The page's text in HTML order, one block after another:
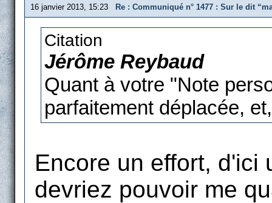
16 janvier 2013, 15:23 Re : Communiqué n° 1477 : Sur le dit
Citation
Jérôme Reybaud
Quant à votre "Note
parfaitement déplacée,
Encore un effort, d'ici
devriez pouvoir me